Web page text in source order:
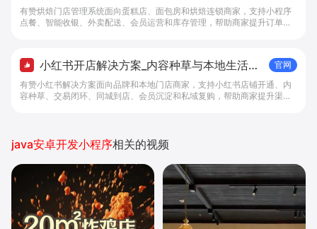
具 - 做生意, 找有赞
有赞烘焙门店管理系统面向蛋糕店、面包房和烘焙连锁商家，支持小程序
点餐、智能收银、外卖配送、会员运营和库存管理，帮助商家提升订单转
小红书开店解决方案_内容种草与本地生活转
化工具 - 做生意, 找有赞
官网
有赞小红书解决方案面向品牌和本地门店商家，支持小红书店铺开通、内
容种草、交易闭环、同城到店、会员沉淀和私域复购，帮助商家提升渠道
java安卓开发小程序相关的视频